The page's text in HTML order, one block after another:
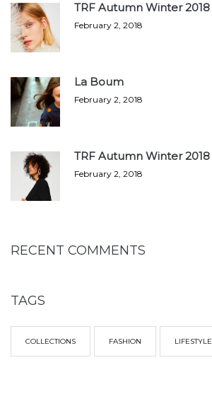
TRF Autumn Winter 2018
February 2, 2018
La Boum
February 2, 2018
TRF Autumn Winter 2018
February 2, 2018
RECENT COMMENTS
TAGS
COLLECTIONS FASHION LIFESTYLE